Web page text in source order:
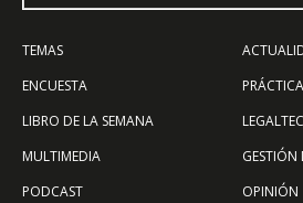
TEMAS
ENCUESTA
LIBRO DE LA SEMANA
MULTIMEDIA
PODCAST
GESTIÓN
OPINIÓN